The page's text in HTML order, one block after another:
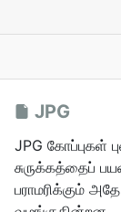
JPG
JPG கோப்புகள்
சுருக்கத்தைப்
பராமரிக்கும்